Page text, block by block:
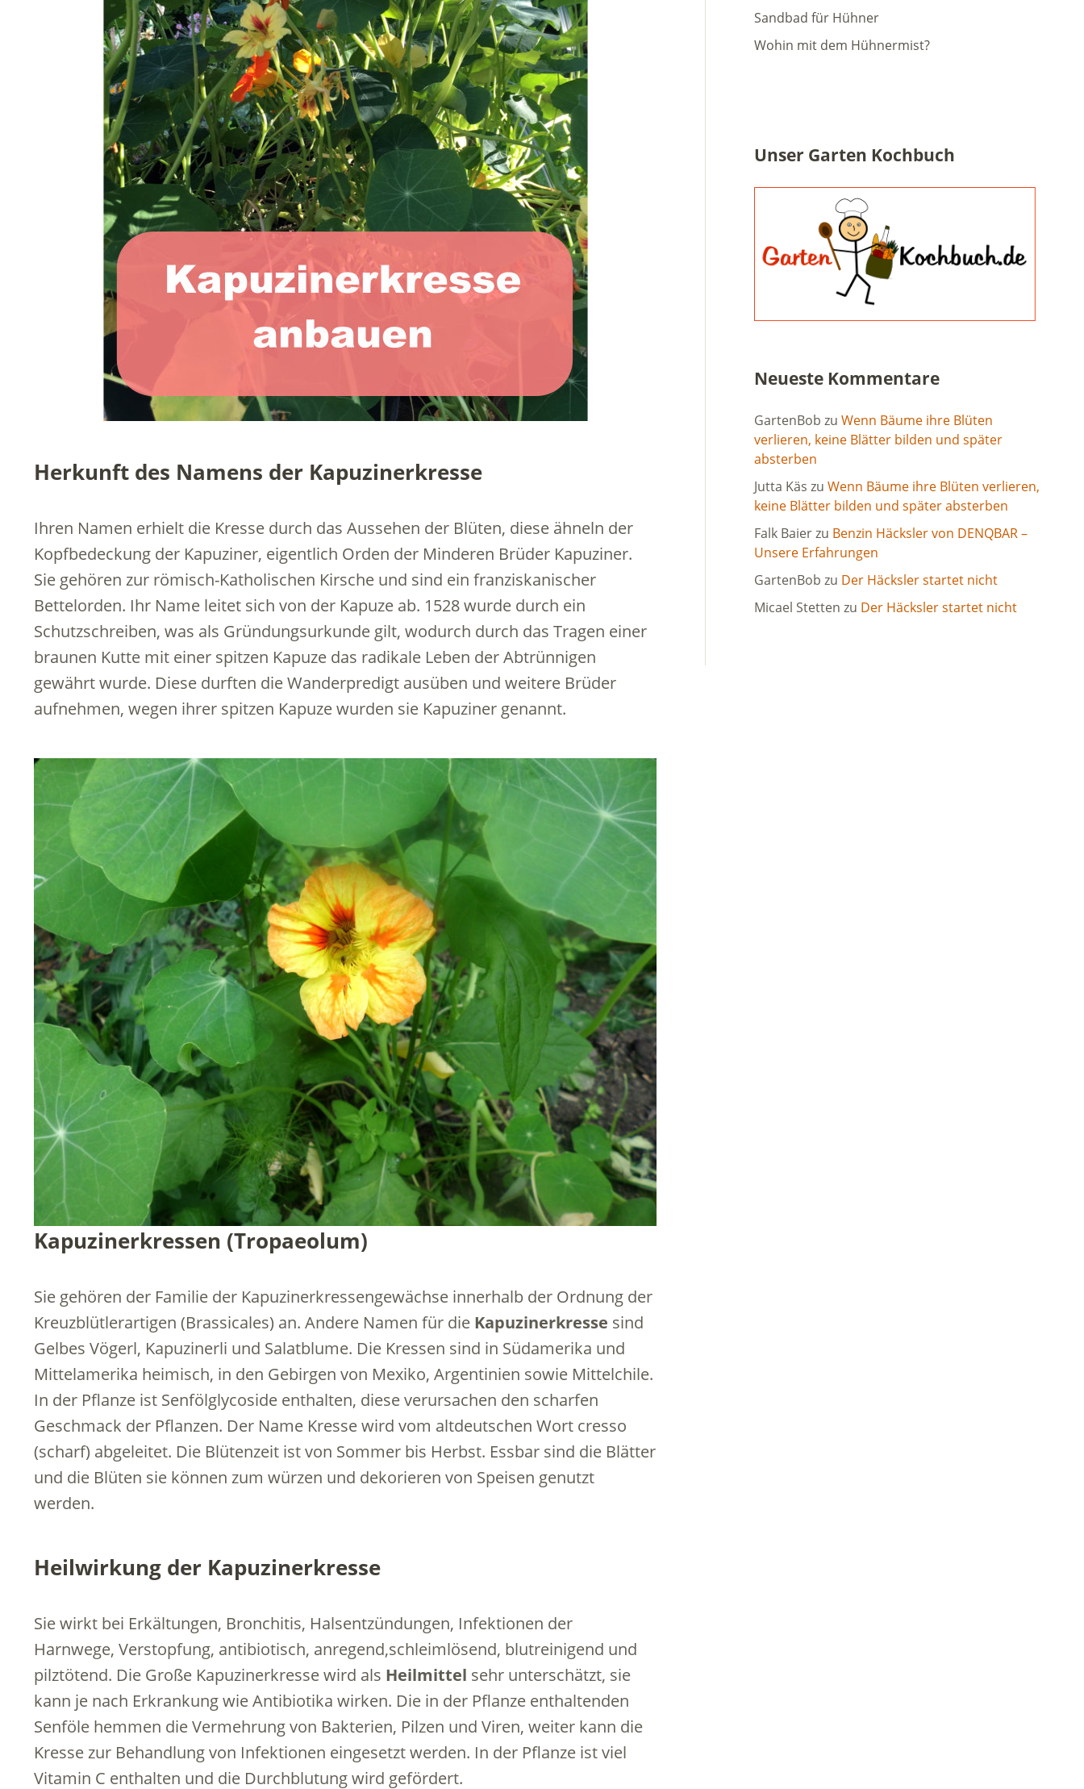
Herkunft des Namens der Kapuzinerkresse
Ihren Namen erhielt die Kresse durch das Aussehen der Blüten, diese ähneln der
Kopfbedeckung der Kapuziner, eigentlich Orden der Minderen Brüder Kapuziner.
Sie gehören zur römisch-Katholischen Kirsche und sind ein franziskanischer
Bettelorden. Ihr Name leitet sich von der Kapuze ab. 1528 wurde durch ein
Schutzschreiben, was als Gründungsurkunde gilt, wodurch durch das Tragen einer
braunen Kutte mit einer spitzen Kapuze das radikale Leben der Abtrünnigen
gewährt wurde. Diese durften die Wanderpredigt ausüben und weitere Brüder
aufnehmen, wegen ihrer spitzen Kapuze wurden sie Kapuziner genannt.
Kapuzinerkressen (Tropaeolum)
Sie gehören der Familie der Kapuzinerkressengewächse innerhalb der Ordnung der
Kreuzblütlerartigen (Brassicales) an. Andere Namen für die Kapuzinerkresse sind
Gelbes Vögerl, Kapuzinerli und Salatblume. Die Kressen sind in Südamerika und
Mittelamerika heimisch, in den Gebirgen von Mexiko, Argentinien sowie Mittelchile.
In der Pflanze ist Senfölglycoside enthalten, diese verursachen den scharfen
Geschmack der Pflanzen. Der Name Kresse wird vom altdeutschen Wort cresso
(scharf) abgeleitet. Die Blütenzeit ist von Sommer bis Herbst. Essbar sind die Blätter
und die Blüten sie können zum würzen und dekorieren von Speisen genutzt
werden.
Heilwirkung der Kapuzinerkresse
Sie wirkt bei Erkältungen, Bronchitis, Halsentzündungen, Infektionen der
Harnwege, Verstopfung, antibiotisch, anregend,schleimlösend, blutreinigend und
pilztötend. Die Große Kapuzinerkresse wird als Heilmittel sehr unterschätzt, sie
kann je nach Erkrankung wie Antibiotika wirken. Die in der Pflanze enthaltenden
Senföle hemmen die Vermehrung von Bakterien, Pilzen und Viren, weiter kann die
Kresse zur Behandlung von Infektionen eingesetzt werden. In der Pflanze ist viel
Vitamin C enthalten und die Durchblutung wird gefördert.
Sandbad für Hühner
Wohin mit dem Hühnermist?
Unser Garten Kochbuch
Neueste Kommentare
GartenBob zu Wenn Bäume ihre Blüten
verlieren, keine Blätter bilden und später
absterben
Jutta Käs zu Wenn Bäume ihre Blüten verlieren,
keine Blätter bilden und später absterben
Falk Baierzu Benzin Häcksler von DENQBAR –
Unsere Erfahrungen
GartenBob zu Der Häcksler startet nicht
Micael Stetten zu Der Häcksler startet nicht